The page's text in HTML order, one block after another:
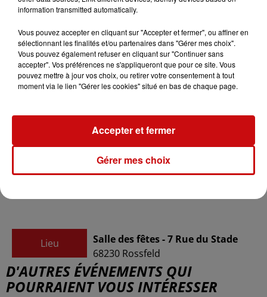
Date
du3 décembre 2022 à 10h00
au3 décembre 2022 à 19h00
Tarif Gratuit
Association Parents Actifs
Lieu
Salle des fêtes - 7 Rue du Stade
68230 Rossfeld
D'AUTRES ÉVÉNEMENTS QUI
POURRAIENT VOUS INTÉRESSER
information transmitted automatically.
Vous pouvez accepter en cliquant sur "Accepter et fermer", ou affiner en
sélectionnant les finalités et/ou partenaires dans "Gérer mes choix".
Vous pouvez également refuser en cliquant sur "Continuer sans
accepter". Vos préférences ne s'appliqueront que pour ce site. Vous
pouvez mettre à jour vos choix, ou retirer votre consentement à tout
moment via le lien "Gérer les cookies" situé en bas de chaque page.
Gérer mes choix
Accepter et fermer